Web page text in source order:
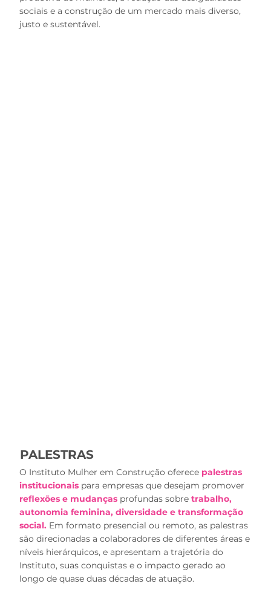
sociais e a construção de um mercado mais diverso,
justo e sustentável.
PALESTRAS
O Instituto Mulher em Construção oferece palestras
institucionais para empresas que desejam promover
reflexões e mudanças profundas sobretrabalho,
autonomia feminina, diversidade e transformação
social. Em formato presencial ou remoto, as palestras
são direcionadas a colaboradores de diferentes áreas e
níveis hierárquicos, e apresentam a trajetória do
Instituto, suas conquistas e o impacto gerado ao
longo de quase duas décadas de atuação.